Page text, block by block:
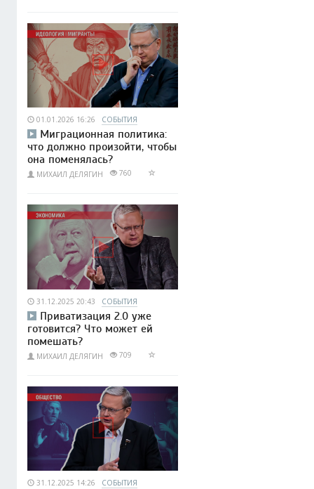
01.01.2026 16:26 СОБЫТИЯ
Миграционная политика:
что должно произойти, чтобы
она поменялась?
МИХАИЛ ДЕЛЯГИН 760
31.12.2025 20:43 СОБЫТИЯ
Приватизация 2.0 уже
готовится? Что может ей
помешать?
МИХАИЛ ДЕЛЯГИН 709
31.12.2025 14:26 СОБЫТИЯ